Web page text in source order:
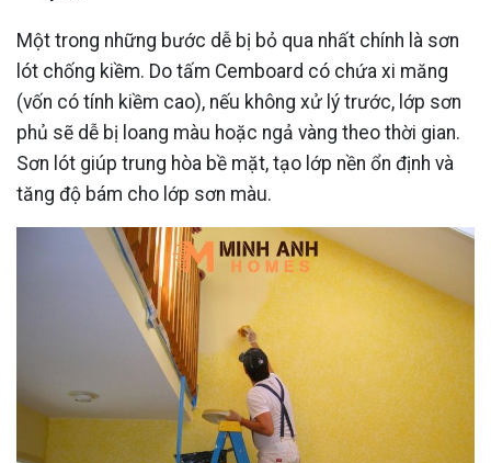
Một trong những bước dễ bị bỏ qua nhất chính là sơn
lót chống kiềm. Do tấm Cemboard có chứa xi măng
(vốn có tính kiềm cao), nếu không xử lý trước, lớp sơn
phủ sẽ dễ bị loang màu hoặc ngả vàng theo thời gian.
Sơn lót giúp trung hòa bề mặt, tạo lớp nền ổn định và
tăng độ bám cho lớp sơn màu.